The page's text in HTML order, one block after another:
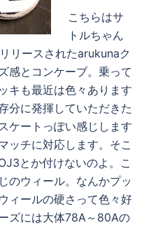
こちらはサ
トルちゃん
リースされたarukunaク
感とコンケーブ。乗って
キも最近は色々あります
分に発揮していただきた
ケートっぽい感じします
ッチに対応します。そこ
とか付けないのよ。こ
のウィール。なんかプッ
ィールの硬さって色々好
ズには大体78A～80Aの